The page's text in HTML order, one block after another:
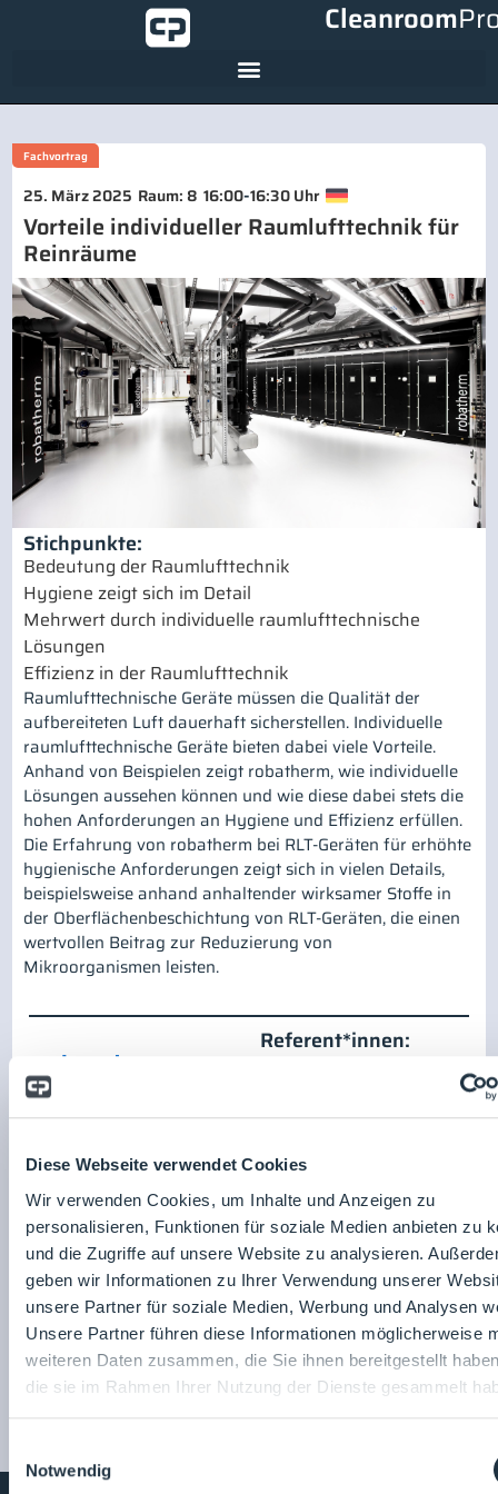
Diese Webseite verwendet Cookies
Wir verwenden Cookies, um Inhalte und Anzeigen zu
personalisieren, Funktionen für soziale Medien anbieten zu
und die Zugriffe auf unsere Website zu analysieren.
geben wir Informationen zu Ihrer Verwendung unserer
unsere Partner für soziale Medien, Werbung und Analysen
Unsere Partner führen diese Informationen möglicherweise
weiteren Daten zusammen, die Sie ihnen bereitgestellt
die sie im Rahmen Ihrer Nutzung der Dienste gesammelt
Notwendig
Cleanroom
Fachvortrag
25. März 2025 Raum: 8 16:00-16:30 Uhr
Vorteile individueller Raumlufttechnik für
Reinräume
Stichpunkte:
Bedeutung der Raumlufttechnik
Hygiene zeigt sich im Detail
Mehrwert durch individuelle raumlufttechnische
Lösungen
Effizienz in der Raumlufttechnik
Raumlufttechnische Geräte müssen die Qualität der
aufbereiteten Luft dauerhaft sicherstellen. Individuelle
raumlufttechnische Geräte bieten dabei viele Vorteile.
Anhand von Beispielen zeigt robatherm, wie individuelle
Lösungen aussehen können und wie diese dabei stets die
hohen Anforderungen an Hygiene und Effizienz erfüllen.
Die Erfahrung von robatherm bei RLT-Geräten für erhöhte
hygienische Anforderungen zeigt sich in vielen Details,
beispielsweise anhand anhaltender wirksamer Stoffe in
der Oberflächenbeschichtung von RLT-Geräten, die einen
wertvollen Beitrag zur Reduzierung von
Mikroorganismen leisten.
Referent*innen:
Robert Sauter
KG
Zum Unternehmensprofil